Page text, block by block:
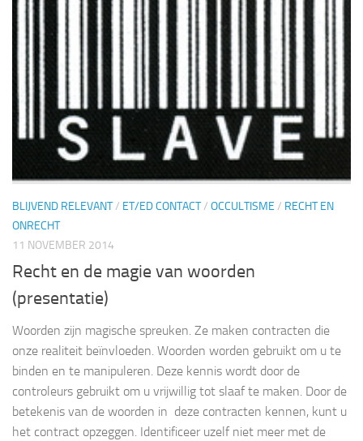
BLIJVEND RELEVANT/ ET/ED CONTACT/ OCCULTISME / RECHT EN
ONRECHT
11 NOVEMBER 2014
Recht en de magie van woorden
(presentatie)
Woorden zijn magische spreuken. Ze maken contracten die
onze realiteit beïnvloeden. Woorden worden gebruikt om u te
binden en te manipuleren. Deze kennis wordt door de
controleurs gebruikt om u vrijwillig tot slaaf te maken. Door de
betekenis van de woorden in deze contracten kennen, kunt u
het contract opzeggen. Identificeer uzelf niet meer met de